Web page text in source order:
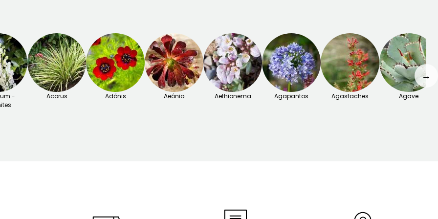
-
Acorus Adónis Aeónio Aethionema Agapantos Agastaches Agave
→